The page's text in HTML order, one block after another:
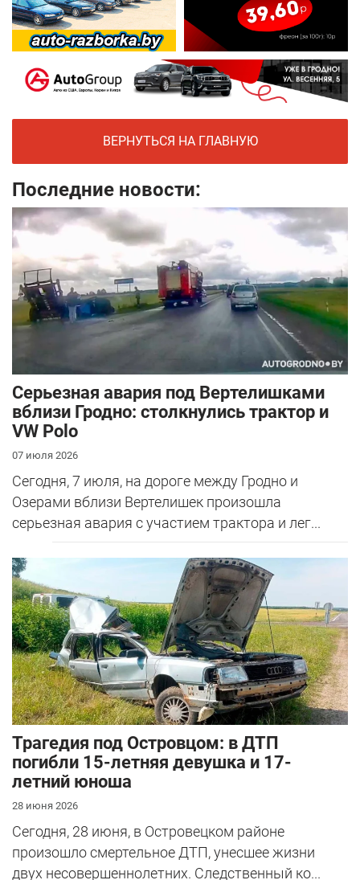
ВЕРНУТЬСЯ НА ГЛАВНУЮ
Последние новости:
Серьезная авария под Вертелишками
вблизи Гродно: столкнулись трактор и
VW Polo
07 июля 2026
Сегодня, 7 июля, на дороге между Гродно и
Озерами вблизи Вертелишек произошла
серьезная авария с участием трактора и лег...
Трагедия под Островцом: в ДТП
погибли 15-летняя девушка и 17-
летний юноша
28 июня 2026
Сегодня, 28 июня, в Островецком районе
произошло смертельное ДТП, унесшее жизни
двух несовершеннолетних. Следственный ко...